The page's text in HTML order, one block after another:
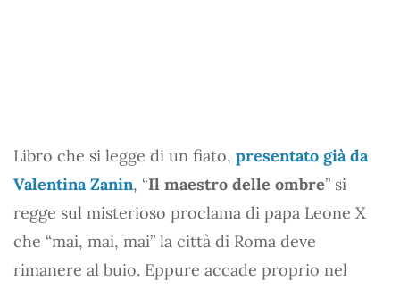
Libro che si legge di un fiato, presentato già da
Valentina Zanin, “Il maestro delle ombre” si
regge sul misterioso proclama di papa Leone X
che “mai, mai, mai” la città di Roma deve
rimanere al buio. Eppure accade proprio nel